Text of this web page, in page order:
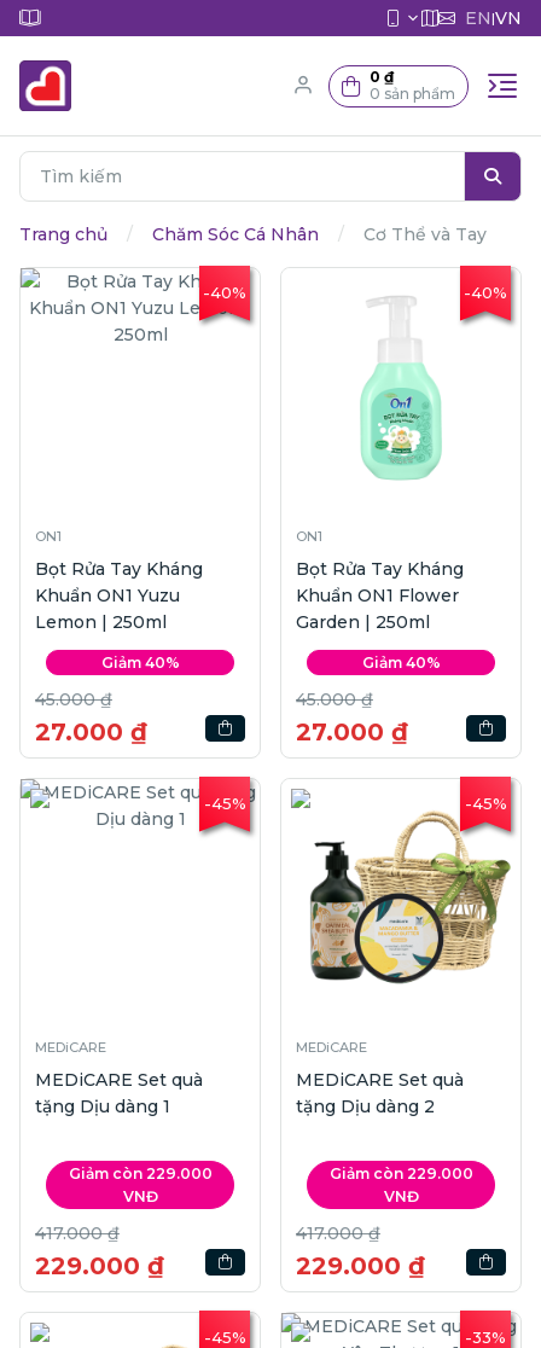
EN|VN
0 ₫
0 sản phẩm
Trang chủ Chăm Sóc Cá Nhân Cơ Thể và Tay
-40%
ON1
Bọt Rửa Tay Kháng
Khuẩn ON1 Yuzu
Lemon | 250ml
Giảm 40%
45.000 ₫
27.000 ₫
-40%
ON1
Bọt Rửa Tay Kháng
Khuẩn ON1 Flower
Garden | 250ml
Giảm 40%
45.000 ₫
27.000 ₫
-45%
MEDiCARE
MEDiCARE Set quà
tặng Dịu dàng 1
Giảm còn 229.000
VNĐ
417.000 ₫
229.000 ₫
-45%
MEDiCARE
MEDiCARE Set quà
tặng Dịu dàng 2
Giảm còn 229.000
VNĐ
417.000 ₫
229.000 ₫
-45% -33%